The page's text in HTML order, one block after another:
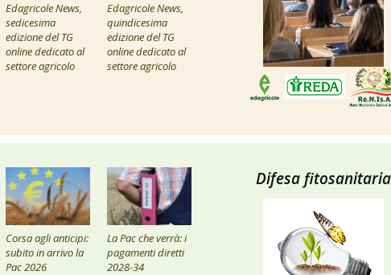
Edagricole News,
sedicesima
edizione del TG
online dedicato al
settore agricolo
Edagricole News,
quindicesima
edizione del TG
online dedicato al
settore agricolo
Corsa agli anticipi:
subito in arrivo la
Pac 2026
La Pac che verrà: i
pagamenti diretti
2028-34
Difesa fitosanitaria